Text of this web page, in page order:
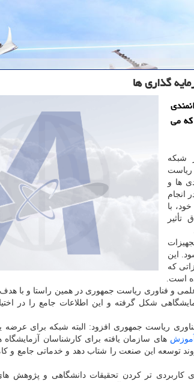
گذاری ها
می
شبکه
ریاست
ها و
انجام
با
این
که
است.
و فناوری ریاست جمهوری در همین راستا و با
شکل گرفته و این اطلاعات جامع را در
ریاست جمهوری افزود: البته شبکه برای عرضه
آموزش های سازمان یافته برای کارشناسان آزمایشگاه
توسعه این صنعت را شتاب دهد و خدماتی جامع و
کاربردی تر کردن تحقیقات دانشگاهی و پژوهش